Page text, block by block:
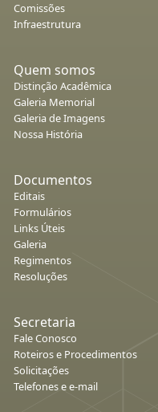
Comissões
Infraestrutura
Quem somos
Distinção Acadêmica
Galeria Memorial
Galeria de Imagens
Nossa História
Documentos
Editais
Formulários
Links Úteis
Galeria
Regimentos
Resoluções
Secretaria
Fale Conosco
Roteiros e Procedimentos
Solicitações
Telefones e e-mail